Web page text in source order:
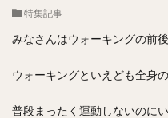
特集記事
みなさんはウォーキングの前
ウォーキングといえども全身
普段まったく運動しないのに